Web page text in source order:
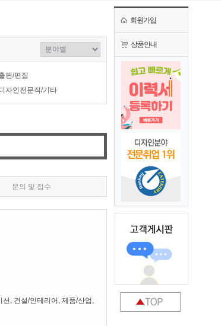
[안내] 디자이너잡 사용법
대행 서비스' - 맞춤형 인재 채용
판/편집
자인전문직/기타
문의 및 접수
션, 건설/인테리어, 제품/산업,
회원가입
상품안내